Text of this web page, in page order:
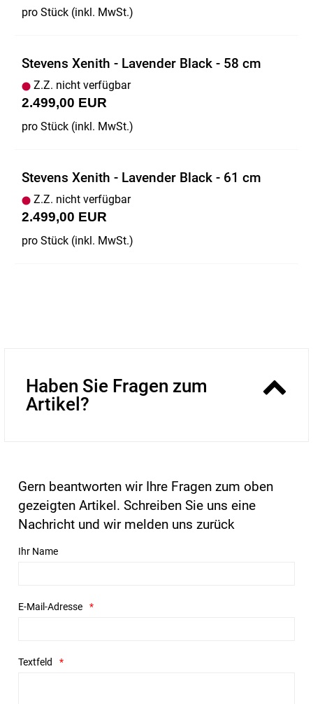
pro Stück (inkl. MwSt.)
Stevens Xenith - Lavender Black - 58 cm
Z.Z. nicht verfügbar
2.499,00 EUR
pro Stück (inkl. MwSt.)
Stevens Xenith - Lavender Black - 61 cm
Z.Z. nicht verfügbar
2.499,00 EUR
pro Stück (inkl. MwSt.)
Haben Sie Fragen zum
Artikel?
Gern beantworten wir Ihre Fragen zum oben
gezeigten Artikel. Schreiben Sie uns eine
Nachricht und wir melden uns zurück
Ihr Name
E-Mail-Adresse
Textfeld